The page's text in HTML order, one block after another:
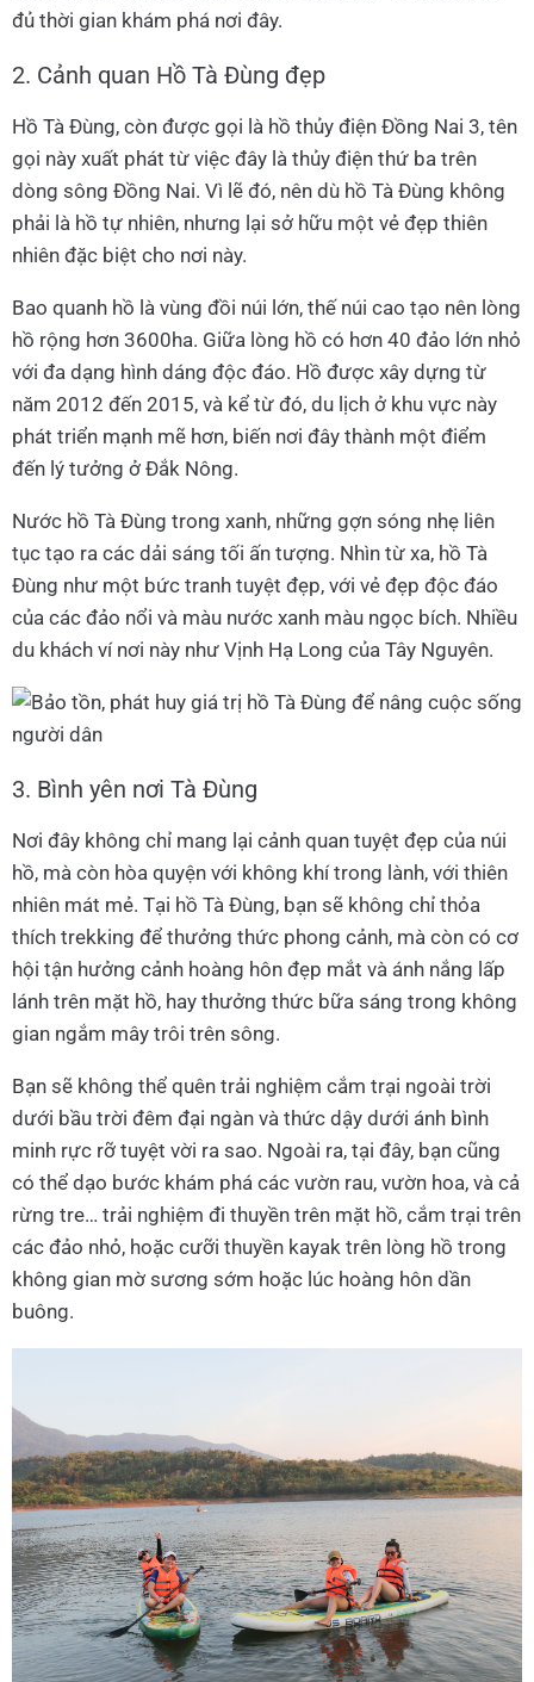
đủ thời gian khám phá nơi đây.
2. Cảnh quan Hồ Tà Đùng đẹp
Hồ Tà Đùng, còn được gọi là hồ thủy điện Đồng Nai 3, tên
gọi này xuất phát từ việc đây là thủy điện thứ ba trên
dòng sông Đồng Nai. Vì lẽ đó, nên dù hồ Tà Đùng không
phải là hồ tự nhiên, nhưng lại sở hữu một vẻ đẹp thiên
nhiên đặc biệt cho nơi này.
Bao quanh hồ là vùng đồi núi lớn, thế núi cao tạo nên lòng
hồ rộng hơn 3600ha. Giữa lòng hồ có hơn 40 đảo lớn nhỏ
với đa dạng hình dáng độc đáo. Hồ được xây dựng từ
năm 2012 đến 2015, và kể từ đó, du lịch ở khu vực này
phát triển mạnh mẽ hơn, biến nơi đây thành một điểm
đến lý tưởng ở Đắk Nông.
Nước hồ Tà Đùng trong xanh, những gợn sóng nhẹ liên
tục tạo ra các dải sáng tối ấn tượng. Nhìn từ xa, hồ Tà
Đùng như một bức tranh tuyệt đẹp, với vẻ đẹp độc đáo
của các đảo nổi và màu nước xanh màu ngọc bích. Nhiều
du khách ví nơi này như Vịnh Hạ Long của Tây Nguyên.
3. Bình yên nơi Tà Đùng
Nơi đây không chỉ mang lại cảnh quan tuyệt đẹp của núi
hồ, mà còn hòa quyện với không khí trong lành, với thiên
nhiên mát mẻ. Tại hồ Tà Đùng, bạn sẽ không chỉ thỏa
thích trekking để thưởng thức phong cảnh, mà còn có cơ
hội tận hưởng cảnh hoàng hôn đẹp mắt và ánh nắng lấp
lánh trên mặt hồ, hay thưởng thức bữa sáng trong không
gian ngắm mây trôi trên sông.
Bạn sẽ không thể quên trải nghiệm cắm trại ngoài trời
dưới bầu trời đêm đại ngàn và thức dậy dưới ánh bình
minh rực rỡ tuyệt vời ra sao. Ngoài ra, tại đây, bạn cũng
có thể dạo bước khám phá các vườn rau, vườn hoa, và cả
rừng tre… trải nghiệm đi thuyền trên mặt hồ, cắm trại trên
các đảo nhỏ, hoặc cưỡi thuyền kayak trên lòng hồ trong
không gian mờ sương sớm hoặc lúc hoàng hôn dần
buông.